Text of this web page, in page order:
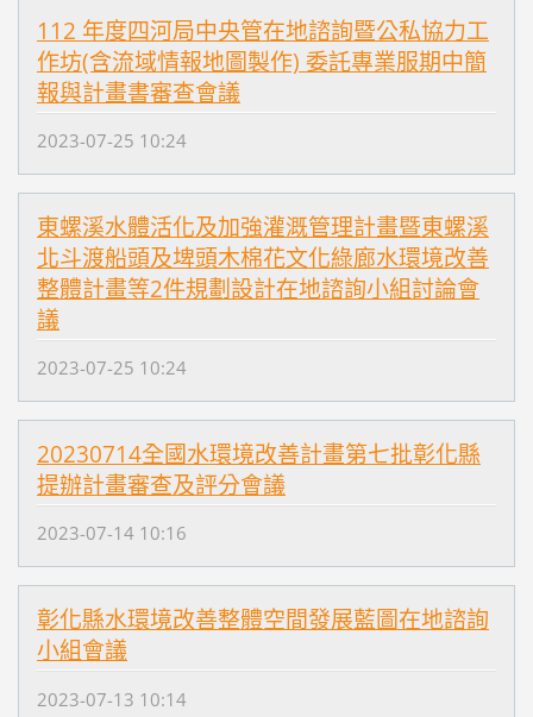
112 年度四河局中央管在地諮詢暨公私協力工
作坊(含流域情報地圖製作) 委託專業服期中簡
報與計畫書審查會議
2023-07-25 10:24
東螺溪水體活化及加強灌溉管理計畫暨東螺溪
北斗渡船頭及埤頭木棉花文化綠廊水環境改善
整體計畫等2件規劃設計在地諮詢小組討論會
議
2023-07-25 10:24
20230714全國水環境改善計畫第七批彰化縣
提辦計畫審查及評分會議
2023-07-14 10:16
彰化縣水環境改善整體空間發展藍圖在地諮詢
小組會議
2023-07-13 10:14